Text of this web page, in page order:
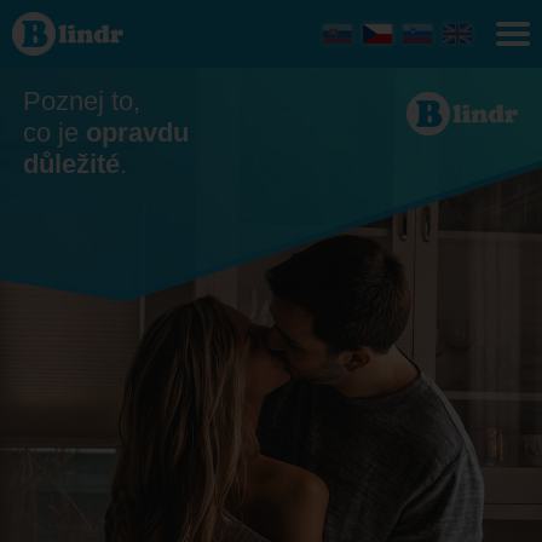
Seznamka
Veľký
Krtíš
Poznej to,
co je opravdu
důležité.